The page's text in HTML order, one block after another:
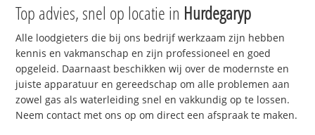
Top advies, snel op locatie in Hurdegaryp
Alle loodgieters die bij ons bedrijf werkzaam zijn hebben
kennis en vakmanschap en zijn professioneel en goed
opgeleid. Daarnaast beschikken wij over de modernste en
juiste apparatuur en gereedschap om alle problemen aan
zowel gas als waterleiding snel en vakkundig op te lossen.
Neem contact met ons op om direct een afspraak te maken.